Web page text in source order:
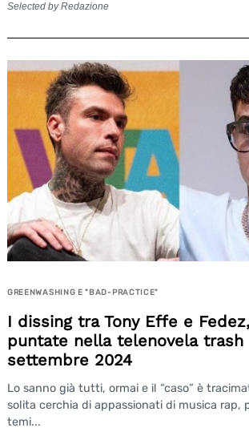
Selected by Redazione
GREENWASHING E "BAD-PRACTICE"
I dissing tra Tony Effe e
puntate nella telenovela trash
settembre 2024
Lo sanno già tutti, ormai e il “caso” è
solita cerchia di appassionati di musica rap,
temi...